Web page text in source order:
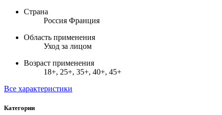
Страна
Россия Франция
Область применения
Уход за лицом
Возраст применения
18+, 25+, 35+, 40+, 45+
Все характеристики
Категории